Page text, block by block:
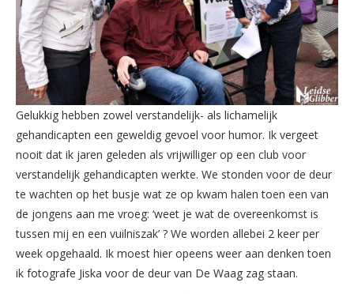
Gelukkig hebben zowel verstandelijk- als lichamelijk
gehandicapten een geweldig gevoel voor humor. Ik vergeet
nooit dat ik jaren geleden als vrijwilliger op een club voor
verstandelijk gehandicapten werkte. We stonden voor de deur
te wachten op het busje wat ze op kwam halen toen een van
de jongens aan me vroeg: ‘weet je wat de overeenkomst is
tussen mij en een vuilniszak’ ? We worden allebei 2 keer per
week opgehaald. Ik moest hier opeens weer aan denken toen
ik fotografe Jiska voor de deur van De Waag zag staan.